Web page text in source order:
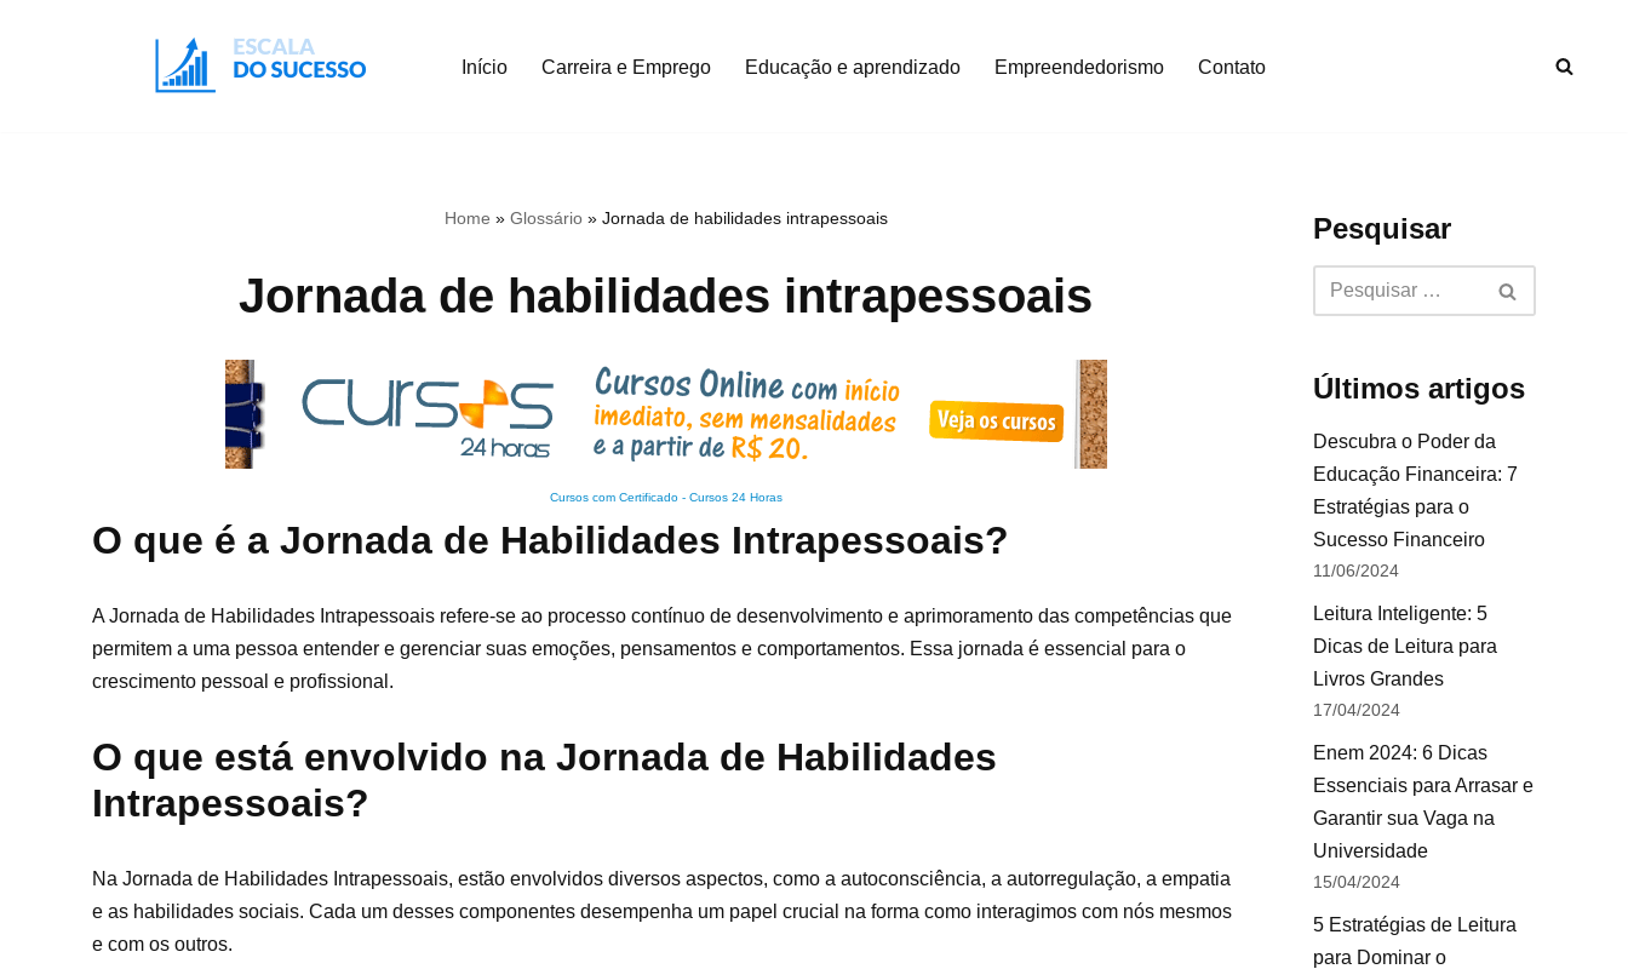
Início Carreira e Emprego Educação e aprendizado Empreendedorismo Contato
Home » Glossário» Jornada de habilidades intrapessoais
Jornada de habilidades intrapessoais
Cursos com Certificado- Cursos 24 Horas
O que é a Jornada de Habilidades Intrapessoais?
A Jornada de Habilidades Intrapessoais refere-se ao processo contínuo de desenvolvimento e aprimoramento das competências que
permitem a uma pessoa entender e gerenciar suas emoções, pensamentos e comportamentos. Essa jornada é essencial para o
crescimento pessoal e profissional.
O que está envolvido na Jornada de Habilidades
Intrapessoais?
Na Jornada de Habilidades Intrapessoais, estão envolvidos diversos aspectos, como a autoconsciência, a autorregulação, a empatia
e as habilidades sociais. Cada um desses componentes desempenha um papel crucial na forma como interagimos com nós mesmos
e com os outros.
Pesquisar
Últimos artigos
Descubra o Poder da
Educação Financeira: 7
Estratégias para o
Sucesso Financeiro
11/06/2024
Leitura Inteligente: 5
Dicas de Leitura para
Livros Grandes
17/04/2024
Enem 2024: 6 Dicas
Essenciais para Arrasar e
Garantir sua Vaga na
Universidade
15/04/2024
5 Estratégias de Leitura
para Dominar o